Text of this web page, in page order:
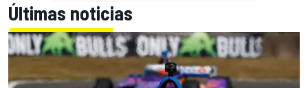
Últimas noticias